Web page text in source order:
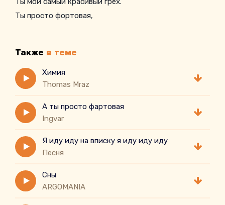
Ты просто фортовая,
Также в теме
Химия
Thomas Mraz
А ты просто фартовая
Ingvar
Я иду иду на вписку я иду иду иду
Песня
Сны
ARGOMANIA